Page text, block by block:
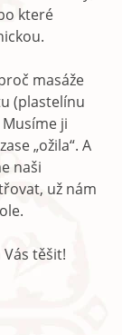
které
masáže
(plastelínu
ji
„ožila“. A
naši
už nám
těšit!